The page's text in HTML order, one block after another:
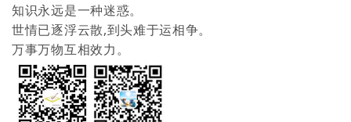
知识永远是一种迷惑。
世情已逐浮云散,到头难于运相争。
万事万物互相效力。